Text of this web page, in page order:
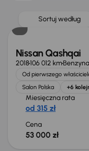
Sortuj według
Nissan Qashqai
2018106 012 kmBenzyna
Od pierwszego
Salon Polska
+6
Miesięczna rata
od 315 zł
Cena
53 000 zł